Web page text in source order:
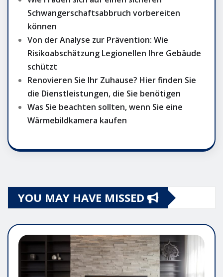
Schwangerschaftsabbruch vorbereiten
können
Von der Analyse zur Prävention: Wie
Risikoabschätzung Legionellen Ihre Gebäude
schützt
Renovieren Sie Ihr Zuhause? Hier finden Sie
die Dienstleistungen, die Sie benötigen
Was Sie beachten sollten, wenn Sie eine
Wärmebildkamera kaufen
YOU MAY HAVE MISSED